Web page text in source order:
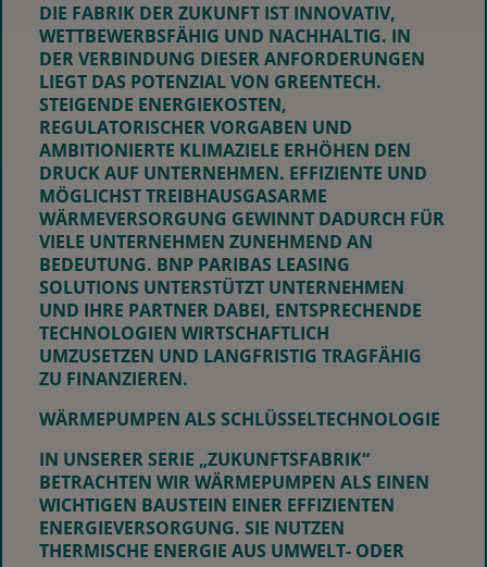
DIE FABRIK DER ZUKUNFT IST INNOVATIV,
WETTBEWERBSFÄHIG UND NACHHALTIG. IN
DER VERBINDUNG DIESER ANFORDERUNGEN
LIEGT DAS POTENZIAL VON GREENTECH.
STEIGENDE ENERGIEKOSTEN,
REGULATORISCHER VORGABEN UND
AMBITIONIERTE KLIMAZIELE ERHÖHEN DEN
DRUCK AUF UNTERNEHMEN. EFFIZIENTE UND
MÖGLICHST TREIBHAUSGASARME
WÄRMEVERSORGUNG GEWINNT DADURCH FÜR
VIELE UNTERNEHMEN ZUNEHMEND AN
BEDEUTUNG. BNP PARIBAS LEASING
SOLUTIONS UNTERSTÜTZT UNTERNEHMEN
UND IHRE PARTNER DABEI, ENTSPRECHENDE
TECHNOLOGIEN WIRTSCHAFTLICH
UMZUSETZEN UND LANGFRISTIG TRAGFÄHIG
ZU FINANZIEREN.
WÄRMEPUMPEN ALS SCHLÜSSELTECHNOLOGIE
IN UNSERER SERIE „ZUKUNFTSFABRIK“
BETRACHTEN WIR WÄRMEPUMPEN ALS EINEN
WICHTIGEN BAUSTEIN EINER EFFIZIENTEN
ENERGIEVERSORGUNG. SIE NUTZEN
THERMISCHE ENERGIE AUS UMWELT- ODER